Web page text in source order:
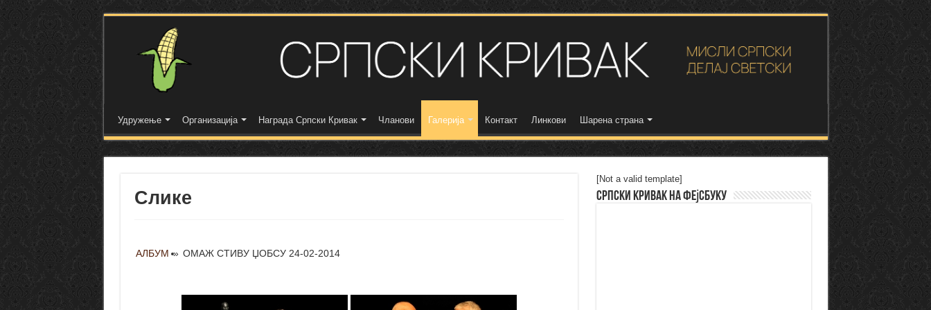
Удружење Организација Награда Српски Кривак Чланови Галерија Контакт Линкови Шарена страна
Слике
АЛБУМ » ОМАЖ СТИВУ ЏОБСУ 24-02-2014
[Not a valid template]
Српски Кривак на Фејсбуку